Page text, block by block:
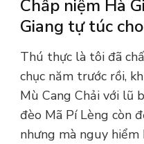
Chấp niệm Hà
Giang tự túc
Thú thực là tôi đã
chục năm trước rồi,
Mù Cang Chải với lũ
đèo Mã Pí Lèng còn
nhưng mà nguy hiểm